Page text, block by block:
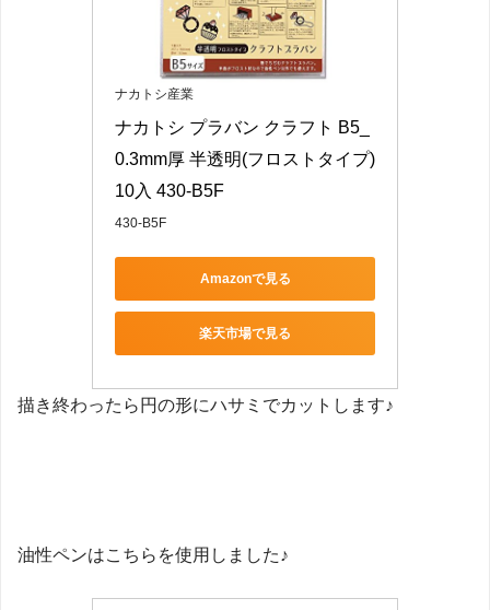
ナカトシ産業
ナカトシ プラバン クラフト B5_
0.3mm厚 半透明(フロストタイプ)
10入 430-B5F
430-B5F
Amazonで見る
楽天市場で見る
描き終わったら円の形にハサミでカットします♪
油性ペンはこちらを使用しました♪